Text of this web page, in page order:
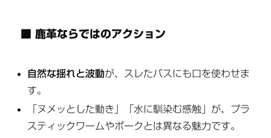
■ 鹿革ならではのアクション
自然な揺れと波動が、スレたバスにも口を使わせま
す。
「ヌメッとした動き」「水に馴染む感触」が、プラ
スティックワームやポークとは異なる魅力です。